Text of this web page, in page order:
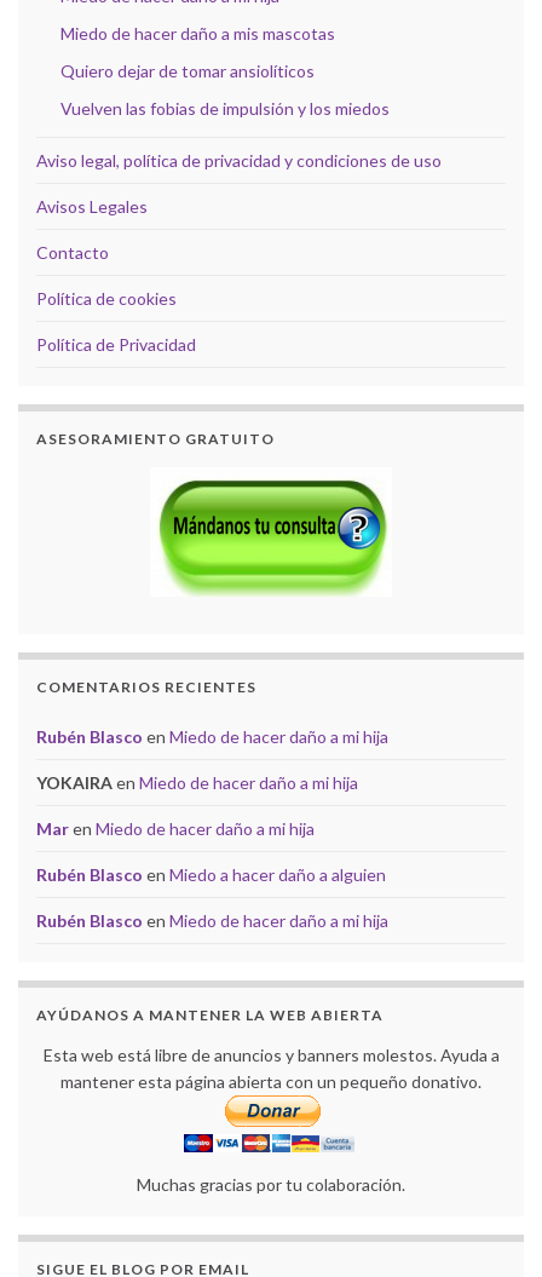
Miedo de hacer daño a mis mascotas
Quiero dejar de tomar ansiolíticos
Vuelven las fobias de impulsión y los miedos
Aviso legal, política de privacidad y condiciones de uso
Avisos Legales
Contacto
Política de cookies
Política de Privacidad
ASESORAMIENTO GRATUITO
COMENTARIOS RECIENTES
Rubén Blasco en Miedo de hacer daño a mi hija
YOKAIRAen Miedo de hacer daño a mi hija
Maren Miedo de hacer daño a mi hija
Rubén Blasco en Miedo a hacer daño a alguien
Rubén Blasco en Miedo de hacer daño a mi hija
AYÚDANOS A MANTENER LA WEB ABIERTA
Esta web está libre de anuncios y banners molestos. Ayuda a
mantener esta página abierta con un pequeño donativo.
Muchas gracias por tu colaboración.
SIGUE EL BLOG POR EMAIL